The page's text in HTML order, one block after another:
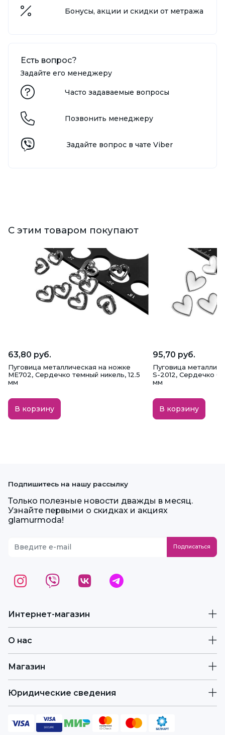
Бонусы, акции и скидки от метража
Есть вопрос?
Задайте его менеджеру
Часто задаваемые вопросы
Позвонить менеджеру
Задайте вопрос в чате Viber
С этим товаром покупают
63,80 руб.
Пуговица металлическая на ножке
ME702, Сердечко темный никель, 12.5
мм
В корзину
95,70 руб.
Пуговица
S-2012, Сердечко
мм
В корзину
Интернет-магазин
О нас
Магазин
Юридические сведения
Подпишитесь на нашу рассылку
Только полезные новости дважды в месяц.
Узнайте первыми о скидках и акциях
glamurmoda!